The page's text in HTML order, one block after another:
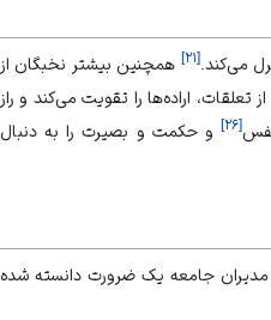
می‌کند.[۲۱] همچنین بیشتر نخبگان از
تعلقات، اراده‌ها را تقویت می‌کند و راز
[۲۶]و حکمت و بصیرت را به دنبال
مدیران جامعه یک ضرورت دانسته شده